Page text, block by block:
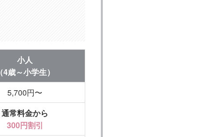
小人
（4歳～小学生）
5,700円〜
通常料金から
300円割引